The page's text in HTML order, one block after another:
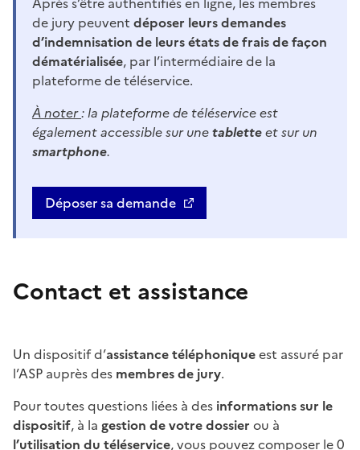
de jury peuvent déposer leurs demandes
d’indemnisation de leurs états de frais de façon
dématérialisée, par l’intermédiaire de la
plateforme de téléservice.
À noter: la plateforme de téléservice est
également accessible sur unetabletteet sur un
smartphone.
Déposer sa demande
Contact et assistance
Un dispositif d’assistance téléphoniqueest assuré par
l’ASP auprès des membres de jury.
Pour toutes questions liées à des informations sur le
dispositif, à la gestion de votre dossier ou à
l’utilisation du téléservice, vous pouvez composer le0